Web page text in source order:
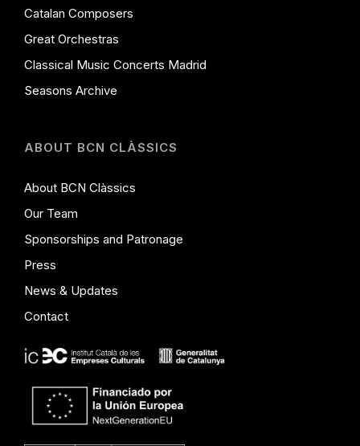
Catalan Composers
Great Orchestras
Classical Music Concerts Madrid
Seasons Archive
ABOUT BCN CLÀSSICS
About BCN Clàssics
Our Team
Sponsorships and Patronage
Press
News & Updates
Contact